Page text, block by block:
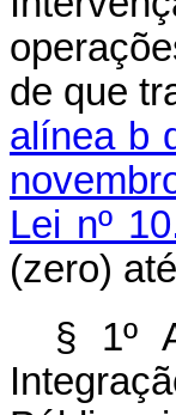
de que
alínea b
Lei nº
(zero)
§ 1º